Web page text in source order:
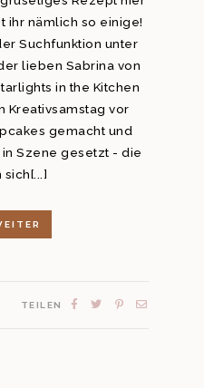
ihr nämlich so einige!
Suchfunktion unter
lieben Sabrina von
in the Kitchen
Kreativsamstag vor
gemacht und
Szene gesetzt - die
sich[...]
TEILEN